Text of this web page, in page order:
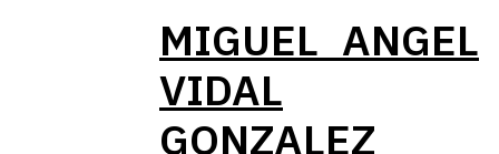
MIGUEL ANGEL
VIDAL
GONZALEZ